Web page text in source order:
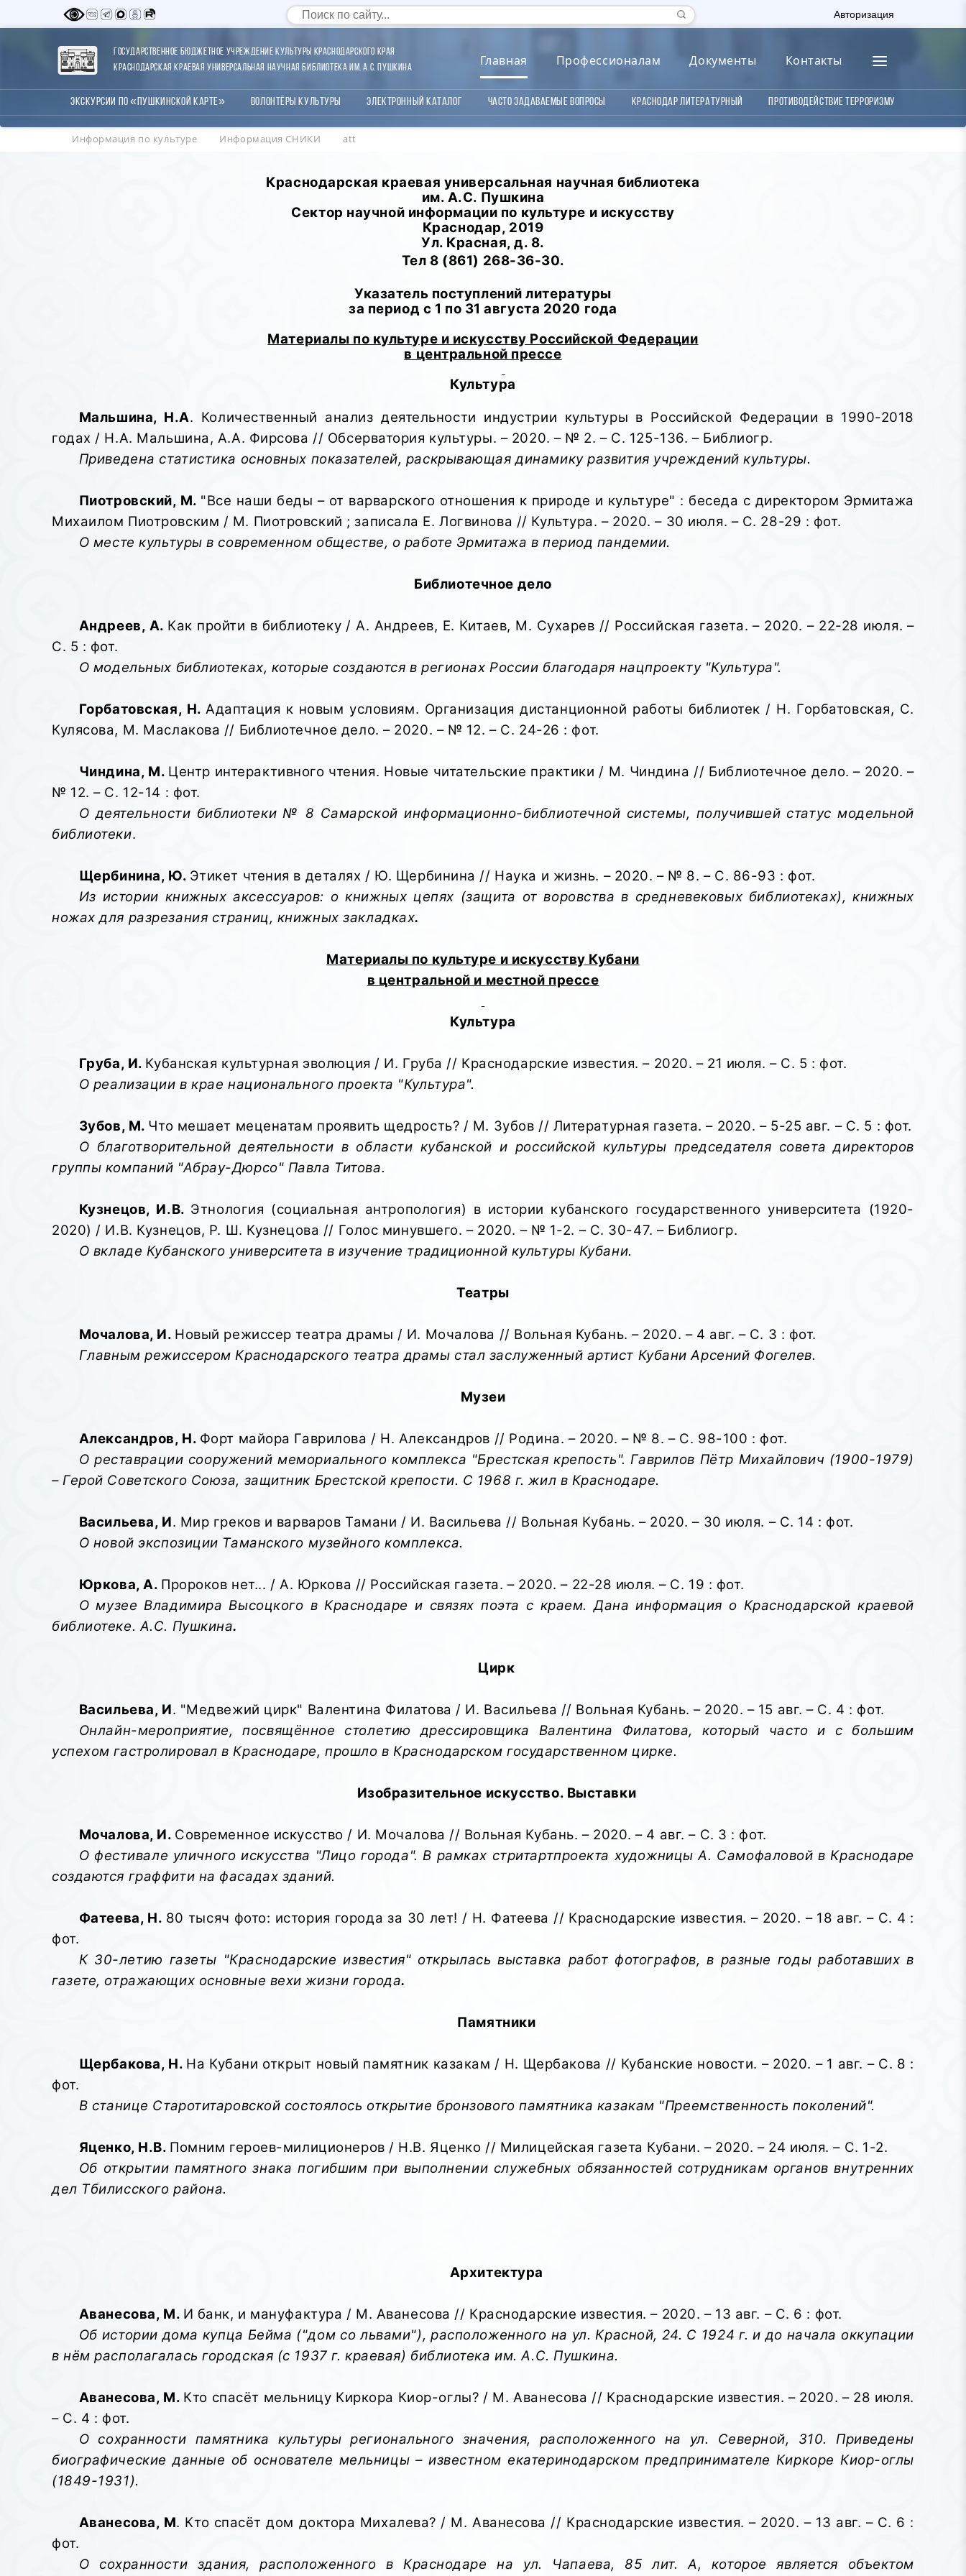
Авторизация
Государственное бюджетное учреждение культуры Краснодарского края
Краснодарская краевая универсальная научная библиотека им. А.С. Пушкина
Главная Профессионалам Документы Контакты
Экскурсии по «Пушкинской карте» Волонтёры Культуры Электронный каталог Часто задаваемые вопросы Краснодар литературный Противодействие терроризму
Информация по культуре Информация СНИКИ att
Краснодарская краевая универсальная научная библиотека
им. А.С. Пушкина
Сектор научной информации по культуре и искусству
Краснодар, 2019
Ул. Красная, д. 8.
Тел 8 (861) 268-36-30.
Указатель поступлений литературы
за период с 1 по 31 августа 2020 года
Материалы по культуре и искусству Российской Федерации
в центральной прессе
Культура
Мальшина, Н.А. Количественный анализ деятельности индустрии культуры в Российской Федерации в 1990-2018
годах / Н.А. Мальшина, А.А. Фирсова // Обсерватория культуры. – 2020. – № 2. – С. 125-136. – Библиогр.
Приведена статистика основных показателей, раскрывающая динамику развития учреждений культуры.
Пиотровский, М. "Все наши беды – от варварского отношения к природе и культуре" : беседа с директором Эрмитажа
Михаилом Пиотровским / М. Пиотровский ; записала Е. Логвинова // Культура. – 2020. – 30 июля. – С. 28-29 : фот.
О месте культуры в современном обществе, о работе Эрмитажа в период пандемии.
Библиотечное дело
Андреев, А. Как пройти в библиотеку / А. Андреев, Е. Китаев, М. Сухарев // Российская газета. – 2020. – 22-28 июля. –
С. 5 : фот.
О модельных библиотеках, которые создаются в регионах России благодаря нацпроекту "Культура".
Горбатовская, Н.Адаптация к новым условиям. Организация дистанционной работы библиотек / Н. Горбатовская, С.
Кулясова, М. Маслакова // Библиотечное дело. – 2020. – № 12. – С. 24-26 : фот.
Чиндина, М. Центр интерактивного чтения. Новые читательские практики / М. Чиндина // Библиотечное дело. – 2020. –
№ 12. – С. 12-14 : фот.
О деятельности библиотеки № 8 Самарской информационно-библиотечной системы, получившей статус модельной
библиотеки.
Щербинина, Ю. Этикет чтения в деталях / Ю. Щербинина // Наука и жизнь. – 2020. – № 8. – С. 86-93 : фот.
Из истории книжных аксессуаров: о книжных цепях (защита от воровства в средневековых библиотеках), книжных
ножах для разрезания страниц, книжных закладках.
Материалы по культуре и искусству Кубани
в центральной и местной прессе
Культура
Груба, И. Кубанская культурная эволюция / И. Груба // Краснодарские известия. – 2020. – 21 июля. – С. 5 : фот.
О реализации в крае национального проекта "Культура".
Зубов, М. Что мешает меценатам проявить щедрость? / М. Зубов // Литературная газета. – 2020. – 5-25 авг. – С. 5 : фот.
О благотворительной деятельности в области кубанской и российской культуры председателя совета директоров
группы компаний "Абрау-Дюрсо" Павла Титова.
Кузнецов, И.В. Этнология (социальная антропология) в истории кубанского государственного университета (1920-
2020) / И.В. Кузнецов, Р. Ш. Кузнецова // Голос минувшего. – 2020. – № 1-2. – С. 30-47. – Библиогр.
О вкладе Кубанского университета в изучение традиционной культуры Кубани.
Театры
Мочалова, И. Новый режиссер театра драмы / И. Мочалова // Вольная Кубань. – 2020. – 4 авг. – С. 3 : фот.
Главным режиссером Краснодарского театра драмы стал заслуженный артист Кубани Арсений Фогелев.
Музеи
Александров, Н. Форт майора Гаврилова / Н. Александров // Родина. – 2020. – № 8. – С. 98-100 : фот.
О реставрации сооружений мемориального комплекса "Брестская крепость". Гаврилов Пётр Михайлович (1900-1979)
– Герой Советского Союза, защитник Брестской крепости. С 1968 г. жил в Краснодаре.
Васильева, И. Мир греков и варваров Тамани / И. Васильева // Вольная Кубань. – 2020. – 30 июля. – С. 14 : фот.
О новой экспозиции Таманского музейного комплекса.
Юркова, А. Пророков нет... / А. Юркова // Российская газета. – 2020. – 22-28 июля. – С. 19 : фот.
О музее Владимира Высоцкого в Краснодаре и связях поэта с краем. Дана информация о Краснодарской краевой
библиотеке. А.С. Пушкина.
Цирк
Васильева, И. "Медвежий цирк" Валентина Филатова / И. Васильева // Вольная Кубань. – 2020. – 15 авг. – С. 4 : фот.
Онлайн-мероприятие, посвящённое столетию дрессировщика Валентина Филатова, который часто и с большим
успехом гастролировал в Краснодаре, прошло в Краснодарском государственном цирке.
Изобразительное искусство. Выставки
Мочалова, И. Современное искусство / И. Мочалова // Вольная Кубань. – 2020. – 4 авг. – С. 3 : фот.
О фестивале уличного искусства "Лицо города". В рамках стритартпроекта художницы А. Самофаловой в Краснодаре
создаются граффити на фасадах зданий.
Фатеева, Н. 80 тысяч фото: история города за 30 лет! / Н. Фатеева // Краснодарские известия. – 2020. – 18 авг. – С. 4 :
фот.
К 30-летию газеты "Краснодарские известия" открылась выставка работ фотографов, в разные годы работавших в
газете, отражающих основные вехи жизни города.
Памятники
Щербакова, Н. На Кубани открыт новый памятник казакам / Н. Щербакова // Кубанские новости. – 2020. – 1 авг. – С. 8 :
фот.
В станице Старотитаровской состоялось открытие бронзового памятника казакам "Преемственность поколений".
Яценко, Н.В. Помним героев-милиционеров / Н.В. Яценко // Милицейская газета Кубани. – 2020. – 24 июля. – С. 1-2.
Об открытии памятного знака погибшим при выполнении служебных обязанностей сотрудникам органов внутренних
дел Тбилисского района.
Архитектура
Аванесова, М. И банк, и мануфактура / М. Аванесова // Краснодарские известия. – 2020. – 13 авг. – С. 6 : фот.
Об истории дома купца Бейма ("дом со львами"), расположенного на ул. Красной, 24. С 1924 г. и до начала оккупации
в нём располагалась городская (с 1937 г. краевая) библиотека им. А.С. Пушкина.
Аванесова, М. Кто спасёт мельницу Киркора Киор-оглы? / М. Аванесова // Краснодарские известия. – 2020. – 28 июля.
– С. 4 : фот.
О сохранности памятника культуры регионального значения, расположенного на ул. Северной, 310. Приведены
биографические данные об основателе мельницы – известном екатеринодарском предпринимателе Киркоре Киор-оглы
(1849-1931).
Аванесова, М. Кто спасёт дом доктора Михалева? / М. Аванесова // Краснодарские известия. – 2020. – 13 авг. – С. 6 :
фот.
О сохранности здания, расположенного в Краснодаре на ул. Чапаева, 85 лит. А, которое является объектом